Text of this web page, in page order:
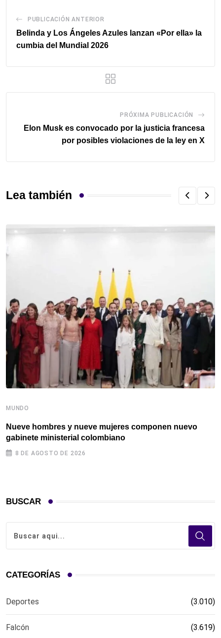
PUBLICACIÓN ANTERIOR
Belinda y Los Ángeles Azules lanzan «Por ella» la
cumbia del Mundial 2026
PRÓXIMA PUBLICACIÓN
Elon Musk es convocado por la justicia francesa
por posibles violaciones de la ley en X
Lea también
MUNDO
Nueve hombres y nueve mujeres componen nuevo
gabinete ministerial colombiano
8 DE AGOSTO DE 2026
BUSCAR
CATEGORÍAS
Deportes (3.010)
Falcón (3.619)